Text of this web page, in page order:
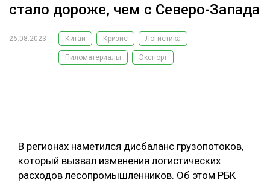
ЛЕСНОЕ ХОЗЯЙСТВО
ЛЕСОЗАГОТОВКА
БИОЭНЕРГЕТИКА
ЛЕСОВОССТАНОВЛЕНИЕ И ЗАЩИТА
стало дороже, чем с Северо-Запада
26.08.2023 Китай Кризис Логистика
Пиломатериалы Экспорт
В регионах наметился дисбаланс грузопотоков,
который вызвал изменения логистических
расходов лесопромышленников. Об этом РБК